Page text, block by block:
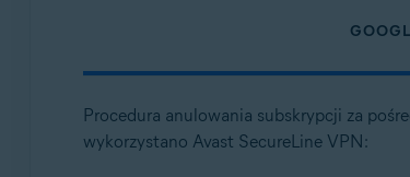
Procedura anulowania subskrypcji za
wykorzystano Avast SecureLine VPN: